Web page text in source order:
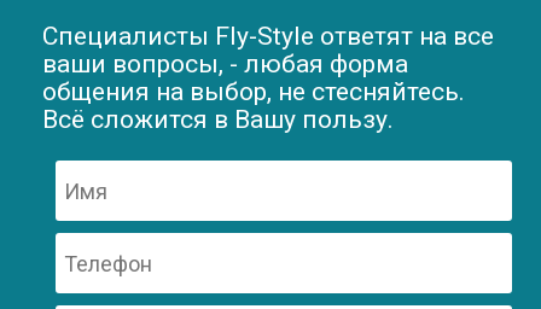
Специалисты Fly-Style ответят на все
ваши вопросы, - любая форма
общения на выбор, не стесняйтесь.
Всё сложится в Вашу пользу.